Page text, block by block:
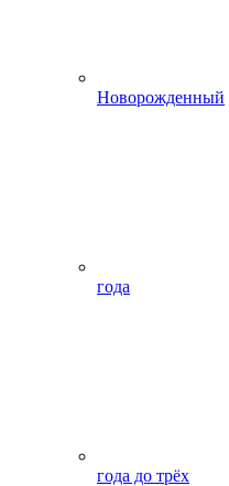
Новорожденный
года
года до трёх